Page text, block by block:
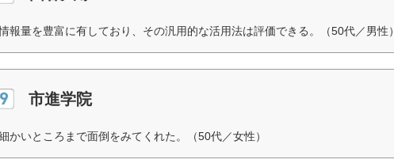
報量を豊富に有しており、その汎用的な活用法は評価できる。（50代／男性）
市進学院
かいところまで面倒をみてくれた。（50代／女性）